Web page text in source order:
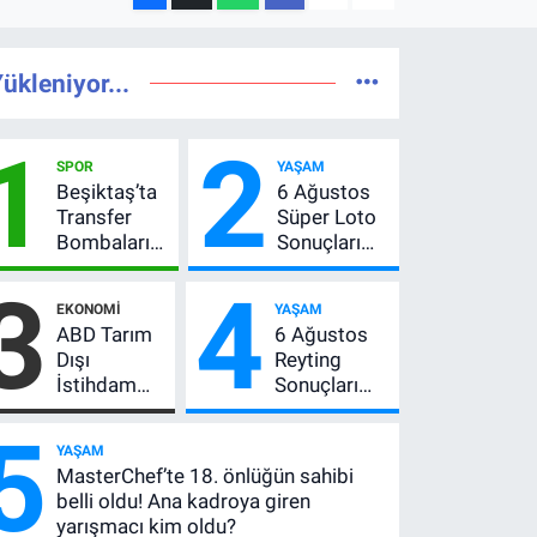
SPOR
Beşiktaş’ta
Transfer
Bombaları
Peş Peşe!
Vlahovic’i
Açıkladı, 5
Yıldız Daha
Listede
2 YAŞAM
6 Ağustos
Süper Loto
Sonuçları
Açıklandı!
TL’lik Çekiliş
EKONOMI
ABD Tarım
Dışı
İstihdam
Verisi Altını
Etkiler? Çok
Basit
Anlatımla
4 YAŞAM
6 Ağustos
Reyting
Sonuçları
Açıklandı!
Muhtemel
Aşk,
YAŞAM
MasterChef’te 18. önlüğün sahibi
belli oldu! Ana kadroya giren
yarışmacı kim oldu?